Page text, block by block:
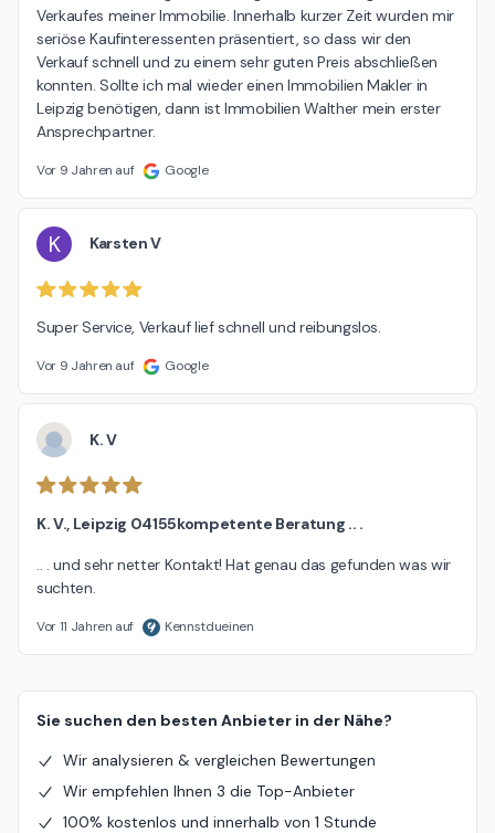
Verkaufes meiner Immobilie. Innerhalb kurzer Zeit wurden mir
seriöse Kaufinteressenten präsentiert, so dass wir den
Verkauf schnell und zu einem sehr guten Preis abschließen
konnten. Sollte ich mal wieder einen Immobilien Makler in
Leipzig benötigen, dann ist Immobilien Walther mein erster
Ansprechpartner.
Vor 9 Jahren auf Google
K Karsten V
Super Service, Verkauf lief schnell und reibungslos.
Vor 9 Jahren auf Google
K. V
K. V., Leipzig 04155kompetente Beratung .. .
.. . und sehr netter Kontakt! Hat genau das gefunden was wir
suchten.
Vor 11 Jahren auf Kennstdueinen
Sie suchen den besten Anbieter in der Nähe?
Wir analysieren & vergleichen Bewertungen
Wir empfehlen Ihnen 3 die Top-Anbieter
100% kostenlos und innerhalb von 1 Stunde